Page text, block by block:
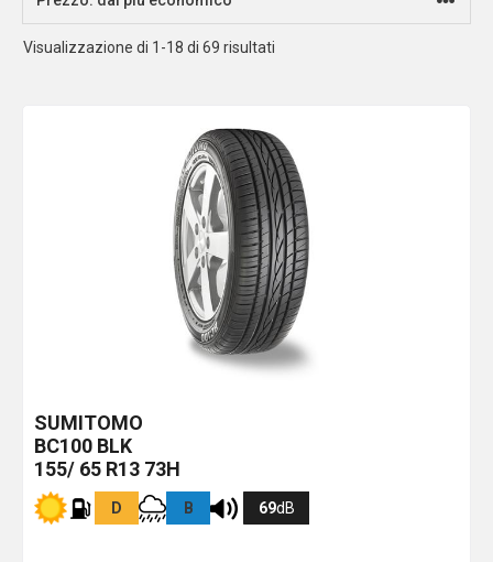
Visualizzazione di 1-18 di 69 risultati
SUMITOMO
BC100 BLK
155/ 65 R13 73H
D B 69dB